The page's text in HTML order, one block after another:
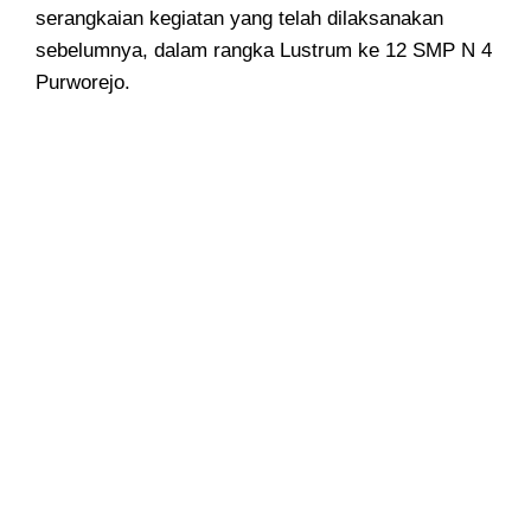
serangkaian kegiatan yang telah dilaksanakan
sebelumnya, dalam rangka Lustrum ke 12 SMP N 4
Purworejo.